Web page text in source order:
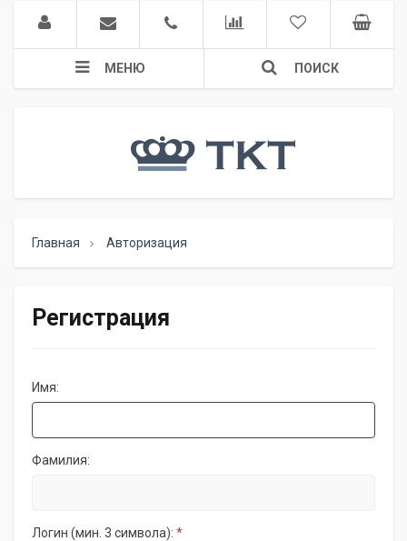
МЕНЮ ПОИСК
Главная Авторизация
Регистрация
Имя:
Фамилия:
Логин (мин. 3 символа): *